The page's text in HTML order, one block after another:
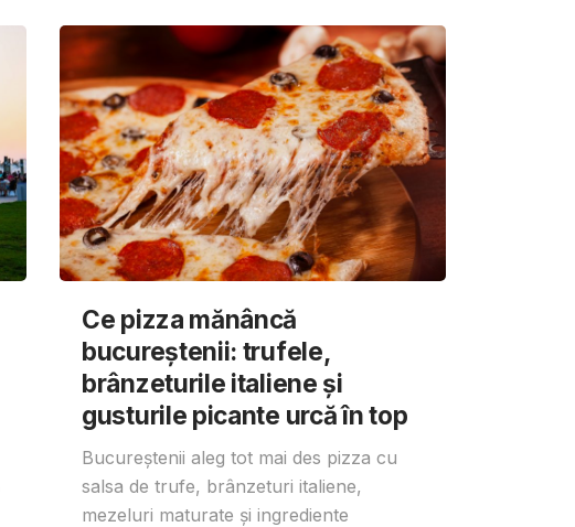
Ce pizza mănâncă
bucureștenii: trufele,
brânzeturile italiene și
gusturile picante urcă în top
Bucureștenii aleg tot mai des pizza cu
salsa de trufe, brânzeturi italiene,
mezeluri maturate și ingrediente